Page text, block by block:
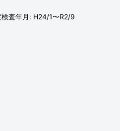
検査年月: H24/1〜R2/9